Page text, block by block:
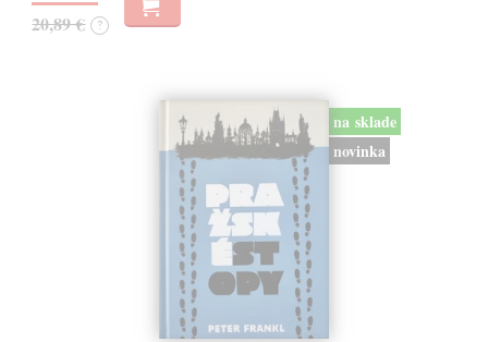
20,89 € ?
na sklade
novinka